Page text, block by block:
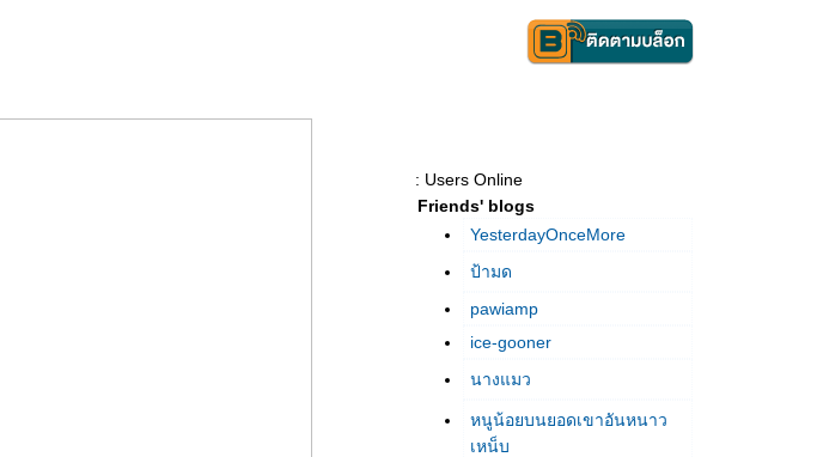
: Users Online
Friends' blogs
YesterdayOnceMore
ป้ามด
pawiamp
ice-gooner
นางแมว
หนูน้อยบนยอดเขาอันหนาว
เหน็บ